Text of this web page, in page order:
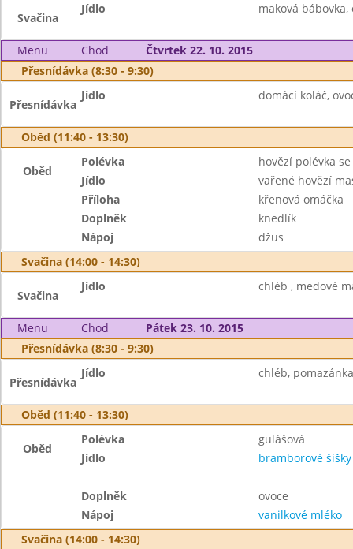
Svačina
Jídlo maková bábovka,
Menu Chod
Čtvrtek 22. 10. 2015
Přesnídávka (8:30 - 9:30)
Přesnídávka
Jídlo domácí koláč,
Oběd (11:40 - 13:30)
Oběd
Polévka
hovězí polévka
Jídlo
vařené hovězí
Příloha
křenová omáčka
Doplněk
knedlík
Nápoj
džus
Svačina (14:00 - 14:30)
Svačina
Jídlo chléb , medové
Menu Chod
Pátek 23. 10. 2015
Přesnídávka (8:30 - 9:30)
Přesnídávka
Jídlo chléb,
Oběd (11:40 - 13:30)
Oběd
Polévka
gulášová
Jídlo
bramborové
Doplněk
ovoce
Nápoj
vanilkové mléko
Svačina (14:00 - 14:30)